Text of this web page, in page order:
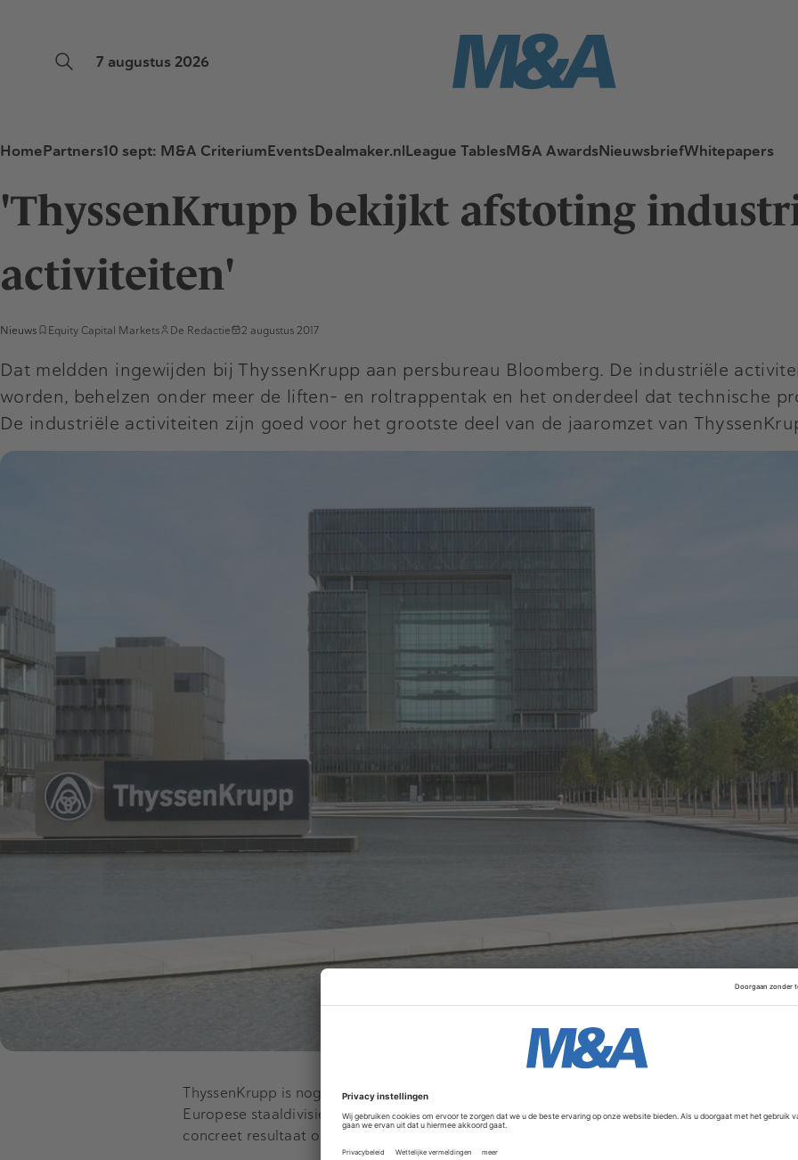
7 augustus 2026
HomePartners10 sept: M&A CriteriumEventsDealmaker.nlLeague TablesM&A AwardsNieuwsbriefWhitepapers
'ThyssenKrupp bekijkt afstoting
activiteiten'
Nieuws Equity Capital Markets De Redactie 2 augustus 2017
Dat meldden ingewijden bij ThyssenKrupp aan persbureau Bloomberg. De industriële
worden, behelzen onder meer de liften- en roltrappentak en het onderdeel dat technische
De industriële activiteiten zijn goed voor het grootste deel van de jaaromzet van
ThyssenKrupp is nog in overleg met het Indiase Tata Steel over een mogelijke
Europese staaldivisies. Deze onderhandelingen duren al meer dan een jaar en hebben nog
concreet resultaat opgeleverd. Tata Steel is het moederbedrijf van de staalfabriek in